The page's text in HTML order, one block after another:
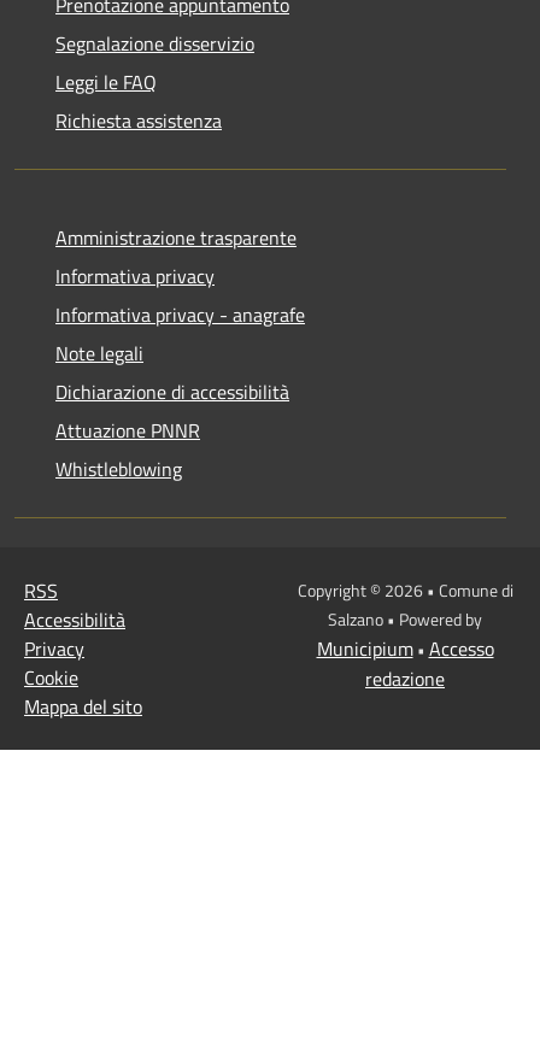
Segnalazione disservizio
Leggi le FAQ
Richiesta assistenza
Amministrazione trasparente
Informativa privacy
Informativa privacy - anagrafe
Note legali
Dichiarazione di accessibilità
Attuazione PNNR
Whistleblowing
RSS
Accessibilità
Privacy
Cookie
Mappa del sito
Copyright © 2026 • Comune di
Salzano • Powered by
Municipium• Accesso
redazione